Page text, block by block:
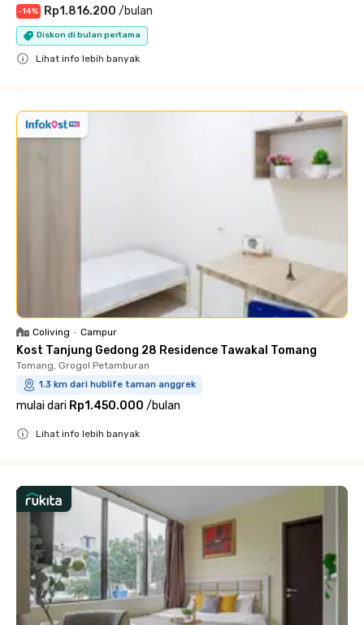
-14% Rp1.816.200 /bulan
Diskon di bulan pertama
Lihat info lebih banyak
Coliving • Campur
Kost Tanjung Gedong 28 Residence Tawakal Tomang
Tomang, Grogol Petamburan
1.3 km dari hublife taman anggrek
mulai dari Rp1.450.000 /bulan
Lihat info lebih banyak